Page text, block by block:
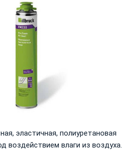
эластичная, полиуретановая
воздействием влаги из воздуха.